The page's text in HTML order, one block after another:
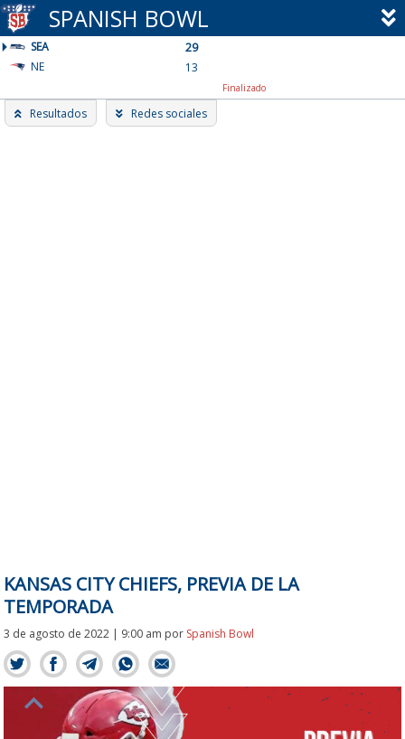
Skip
to
content
SPANISH BOWL
SEA
29
NE
13
Finalizado
Resultados Redes sociales
KANSAS CITY CHIEFS, PREVIA DE LA
TEMPORADA
3 de agosto de 2022 | 9:00 am por Spanish Bowl